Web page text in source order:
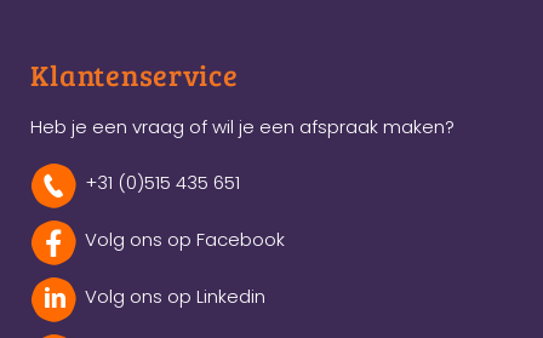
Klantenservice
Heb je een vraag of wil je een afspraak maken?
+31 (0)515 435 651
Volg ons op Facebook
Volg ons op Linkedin